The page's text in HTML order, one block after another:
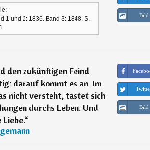
1 und 2: 1836, Band 3: 1848, S.
Bild
den zukünftigen Feind
darauf kommt es an. Im
nicht versteht, tastet sich
durchs Leben. Und
“
Bild